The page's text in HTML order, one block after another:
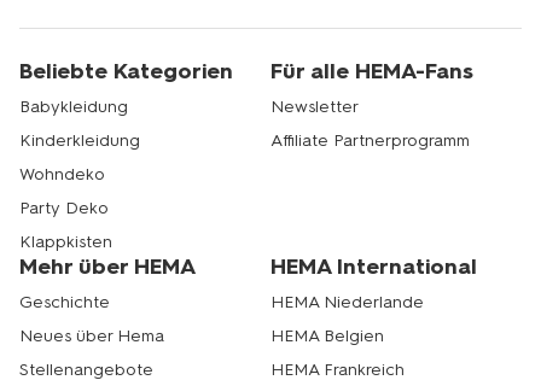
Beliebte Kategorien
Babykleidung
Kinderkleidung
Wohndeko
Party Deko
Klappkisten
Für alle HEMA-Fans
Newsletter
Affiliate Partnerprogramm
Mehr über HEMA
Geschichte
Neues über Hema
Stellenangebote
HEMA International
HEMA Niederlande
HEMA Belgien
HEMA Frankreich